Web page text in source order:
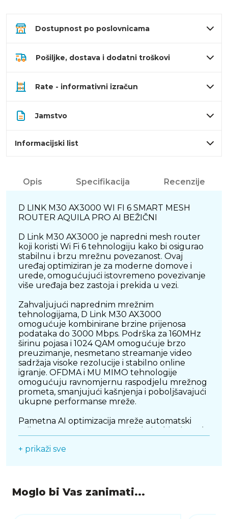
Dostupnost po poslovnicama
Pošiljke, dostava i dodatni troškovi
Rate - informativni izračun
Jamstvo
Informacijski list
Opis Specifikacija Recenzije
D LINK M30 AX3000 WI FI 6 SMART MESH
ROUTER AQUILA PRO AI BEŽIČNI
D Link M30 AX3000 je napredni mesh router
koji koristi Wi Fi 6 tehnologiju kako bi osigurao
stabilnu i brzu mrežnu povezanost. Ovaj
uređaj optimiziran je za moderne domove i
urede, omogućujući istovremeno povezivanje
više uređaja bez zastoja i prekida u vezi.
Zahvaljujući naprednim mrežnim
tehnologijama, D Link M30 AX3000
omogućuje kombinirane brzine prijenosa
podataka do 3000 Mbps. Podrška za 160MHz
širinu pojasa i 1024 QAM omogućuje brzo
preuzimanje, nesmetano streamanje video
sadržaja visoke rezolucije i stabilno online
igranje. OFDMA i MU MIMO tehnologije
omogućuju ravnomjernu raspodjelu mrežnog
prometa, smanjujući kašnjenja i poboljšavajući
ukupne performanse mreže.
Pametna AI optimizacija mreže automatski
smetnje i optimizirajući propusnost za uređaje
podataka.
+ prikaži sve
Moglo bi Vas zanimati...